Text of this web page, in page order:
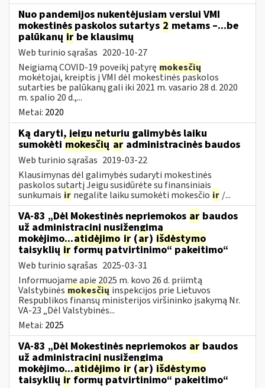
Nuo pandemijos nukentėjusiam verslui VMI
mokestinės paskolos sutartys 2 metams –...be
palūkanų ir be klausimų
Web turinio sąrašas 2020-10-27
Neigiamą COVID-19 poveikį patyrę mokesčių
mokėtojai, kreiptis į VMI dėl mokestinės paskolos
sutarties be palūkanų gali iki 2021 m. vasario 28 d. 2020
m. spalio 20 d.,...
Metai: 2020
Ką daryti, jeigu neturiu galimybės laiku
sumokėti mokesčių ar administracinės baudos
Web turinio sąrašas 2019-03-22
Klausimynas dėl galimybės sudaryti mokestinės
paskolos sutartį Jeigu susidūrėte su finansiniais
sunkumais ir negalite laiku sumokėti mokesčio ir /...
VA-83 „Dėl Mokestinės nepriemokos ar baudos
už administracinį nusižengimą
mokėjimo...atidėjimo ir (ar) išdėstymo
taisyklių ir formų patvirtinimo“ pakeitimo“
Web turinio sąrašas 2025-03-31
Informuojame apie 2025 m. kovo 26 d. priimtą
Valstybinės mokesčių inspekcijos prie Lietuvos
Respublikos finansų ministerijos viršininko įsakymą Nr.
VA-23 „Dėl Valstybinės...
Metai: 2025
VA-83 „Dėl Mokestinės nepriemokos ar baudos
už administracinį nusižengimą
mokėjimo...atidėjimo ir (ar) išdėstymo
taisyklių ir formų patvirtinimo“ pakeitimo“